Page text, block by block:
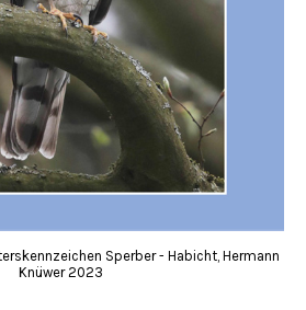
Sperber - Habicht, Hermann
Knüwer 2023